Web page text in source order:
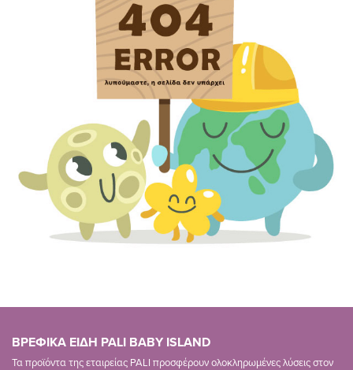
ΒΡΕΦΙΚΑ ΕΙΔΗ PALI BABY ISLAND
Τα προϊόντα της εταιρείας PALI προσφέρουν ολοκληρωμένες λύσεις στον